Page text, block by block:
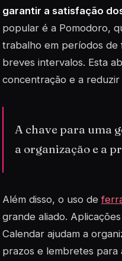
garantir a satisfação
popular é a Pomodoro,
trabalho em períodos de
breves intervalos. Esta
concentração e a reduzir
A chave para uma
a organização e a
Além disso, o uso de
grande aliado.
Calendar ajudam a
prazos e lembretes para